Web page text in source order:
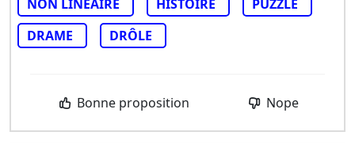
NON LINÉAIRE HISTOIRE
PUZZLE
DRAME
DRÔLE
Bonne proposition Nope